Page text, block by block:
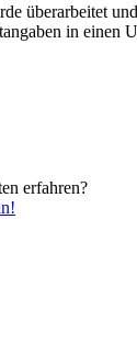
überarbeitet
in einen
erfahren?